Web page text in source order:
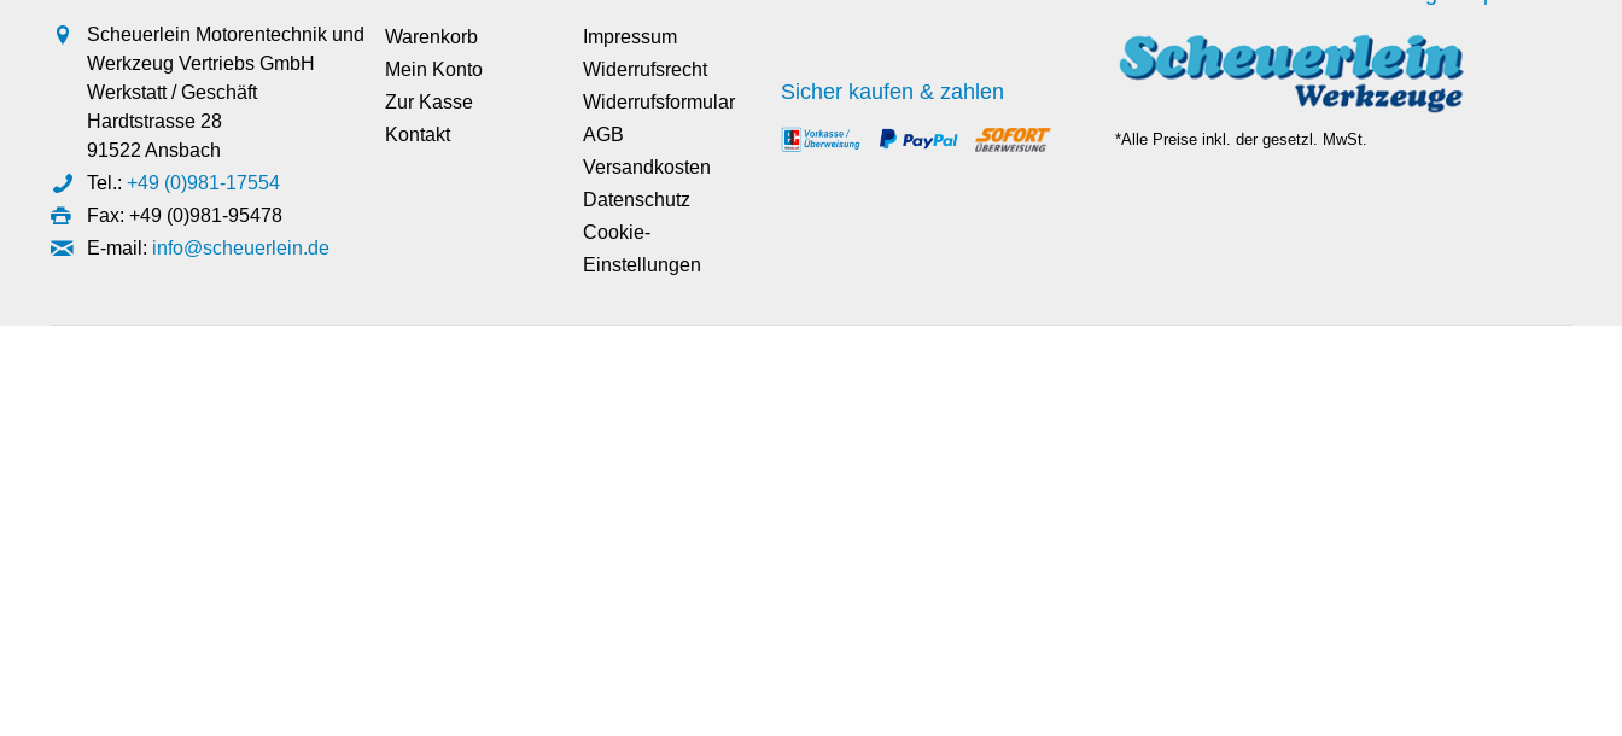
Scheuerlein Motorentechnik und
Werkzeug Vertriebs GmbH
Werkstatt / Geschäft
Hardtstrasse 28
91522 Ansbach
Tel.: +49 (0)981-17554
Fax: +49 (0)981-95478
E-mail: info@scheuerlein.de
Warenkorb
Mein Konto
Zur Kasse
Kontakt
Impressum
Widerrufsrecht
Widerrufsformular
AGB
Versandkosten
Datenschutz
Cookie-
Einstellungen
Sicher kaufen & zahlen
*Alle Preise inkl. der gesetzl. MwSt.